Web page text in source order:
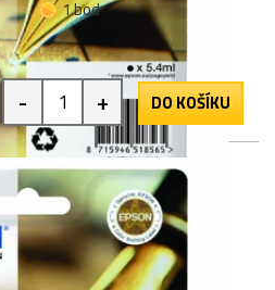
1 bod
- + DO KOŠÍKU